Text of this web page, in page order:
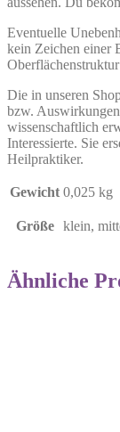
Eventuelle
kein Zeichen einer
Oberflächenstruktur
Die in unseren
bzw.
wissenschaftlich
Interessierte. Sie
Heilpraktiker.
Gewicht 0,025 kg
Größe klein,
Ähnliche